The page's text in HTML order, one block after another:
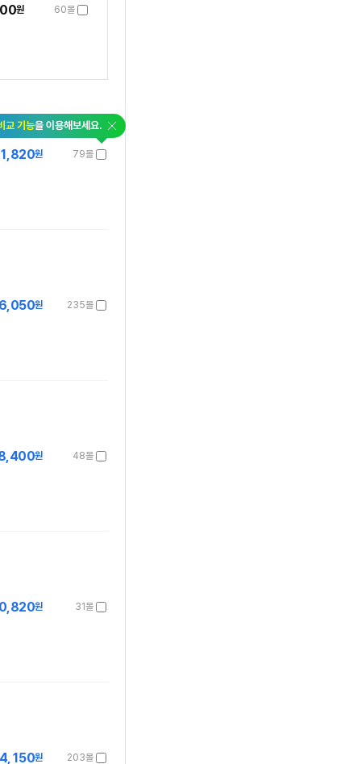
60몰
원
교 기능을 이용해보세요. 닫
기
79몰
1,820원
235몰
원
48몰
원
31몰
원
203몰
원